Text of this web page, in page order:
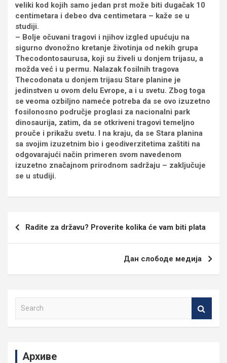
veliki kod kojih samo jedan prst može biti dugačak 10
centimetara i debeo dva centimetara – kaže se u
studiji.
– Bolje očuvani tragovi i njihov izgled upućuju na
sigurno dvonožno kretanje životinja od nekih grupa
Thecodontosaurusa, koji su živeli u donjem trijasu, a
možda već i u permu. Nalazak fosilnih tragova
Thecodonata u donjem trijasu Stare planine je
jedinstven u ovom delu Evrope, a i u svetu. Zbog toga
se veoma ozbiljno nameće potreba da se ovo izuzetno
fosilonosno područje proglasi za nacionalni park
dinosaurija, zatim, da se otkriveni tragovi temeljno
prouče i prikažu svetu. I na kraju, da se Stara planina
sa svojim izuzetnim bio i geodiverzitetima zaštiti na
odgovarajući način primeren svom navedenom
izuzetno značajnom prirodnom sadržaju – zaključuje
se u studiji.
Radite za državu? Proverite kolika će vam biti plata
Дан слободе медија
Архиве